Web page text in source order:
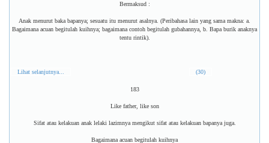
Bermaksud :
Anak menurut baka bapanya; sesuatu itu menurut asalnya. (Peribahasa lain yang sama makna: a.
Bagaimana acuan begitulah kuihnya; bagaimana contoh begitulah gubahannya, b. Bapa burik anaknya
tentu rintik).
Lihat selanjutnya... (30)
183
Like father, like son
Sifat atau kelakuan anak lelaki lazimnya mengikut sifat atau kelakuan bapanya juga.
Bagaimana acuan begitulah kuihnya